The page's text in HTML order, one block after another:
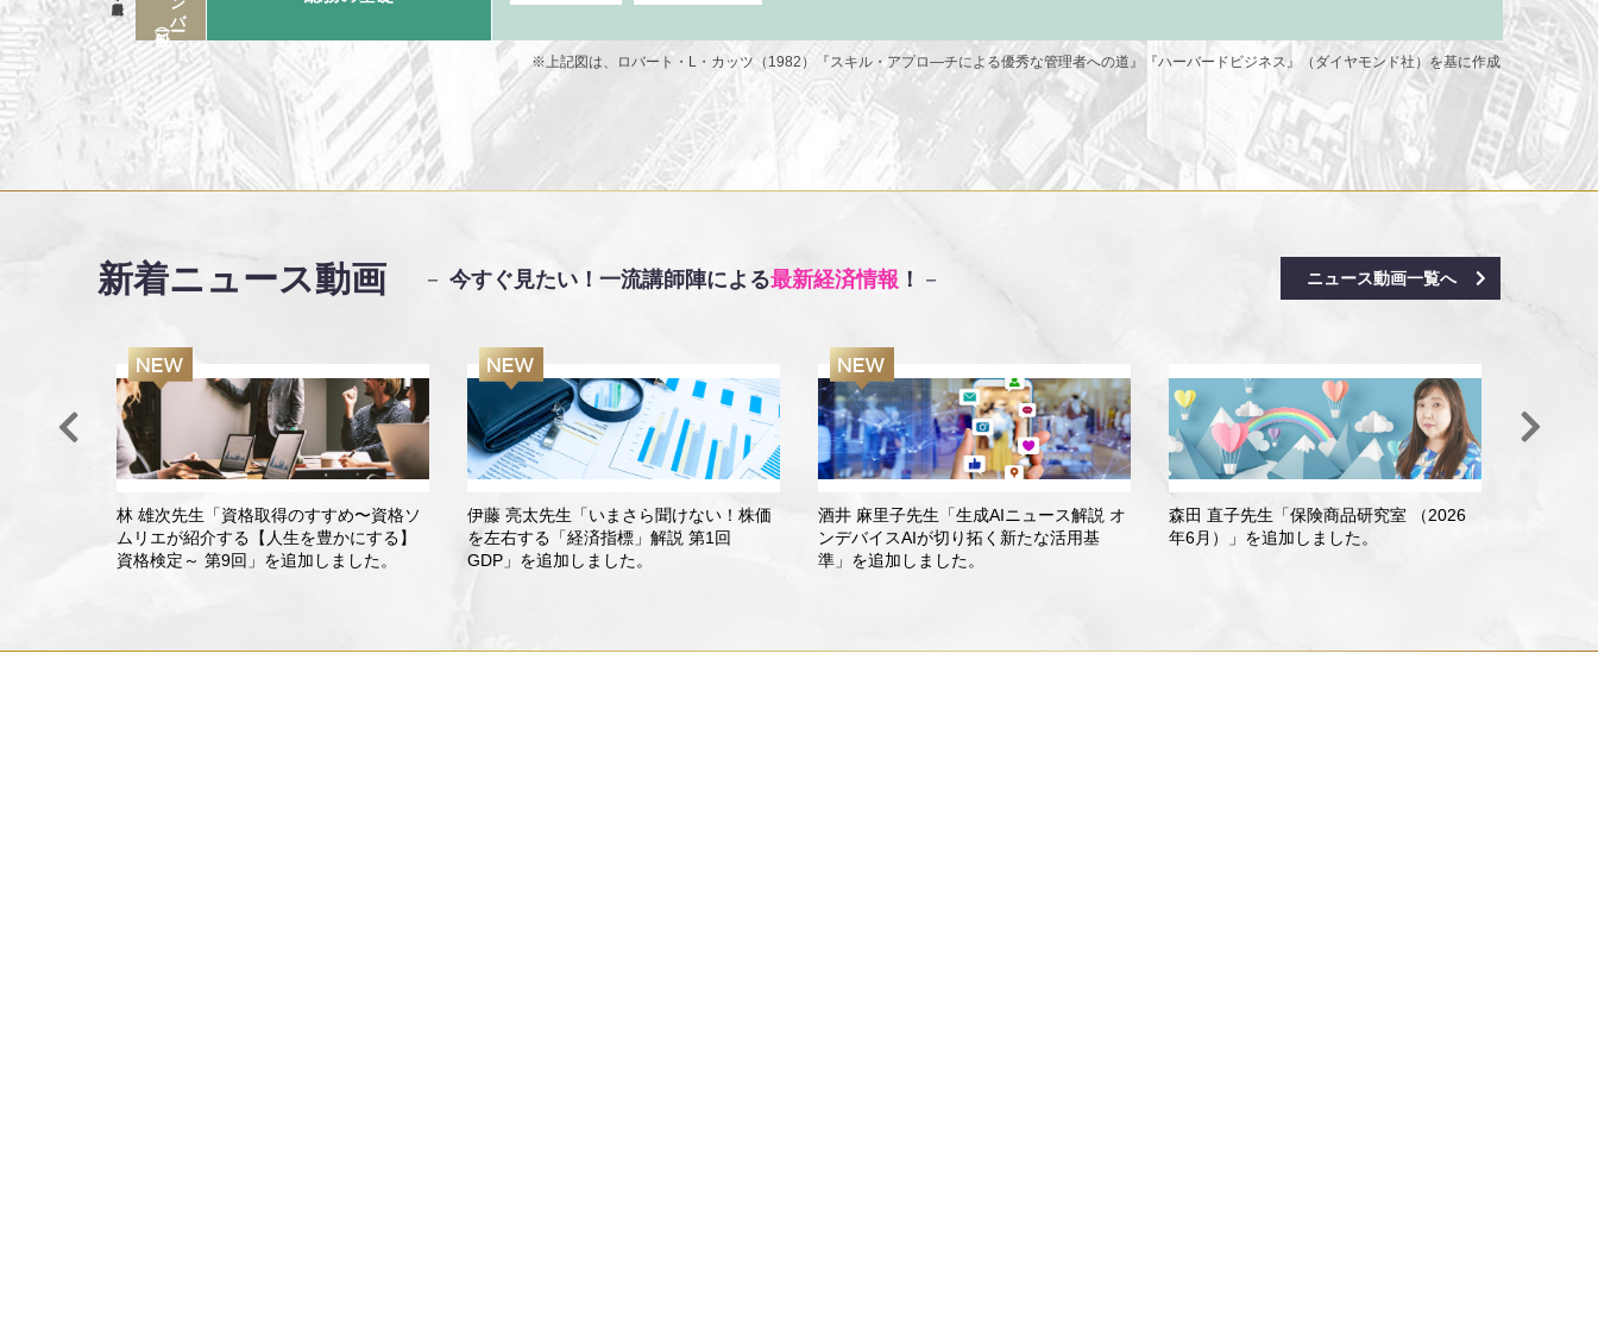
※上記図は、 ロバート・L・カッツ（1982）『スキル・アプロ―チによる優秀な管理者への道』『ハーバードビジネス』（ダイヤモンド社）を基に作成
新着ニュース動画 － 今すぐ見たい！ 一流講師陣による最新経済情報 ！ － ニュース動画一覧へ
林 雄次先生「資格取得のすすめ〜資格ソ
ムリエが紹介する【人生を豊かにする】
資格検定～ 第9回」を追加しました。
伊藤 亮太先生「いまさら聞けない！株価
を左右する「経済指標」解説 第1回
GDP」を追加しました。
酒井 麻里子先生「生成AIニュース解説 オ
ンデバイスAIが切り拓く新たな活用基
準」を追加しました。
森田 直子先生「保険商品研究室 （2026
年6月）」を追加しました。